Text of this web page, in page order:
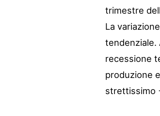
trimestre
La
tendenziale.
recessione
produzione
strettissimo